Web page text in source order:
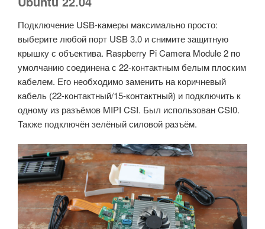
Подключение USB-камеры максимально просто:
выберите любой порт USB 3.0 и снимите защитную
крышку с объектива. Raspberry Pi Camera Module 2 по
умолчанию соединена с 22-контактным белым плоским
кабелем. Его необходимо заменить на коричневый
кабель (22-контактный/15-контактный) и подключить к
одному из разъёмов MIPI CSI. Был использован CSI0.
Также подключён зелёный силовой разъём.